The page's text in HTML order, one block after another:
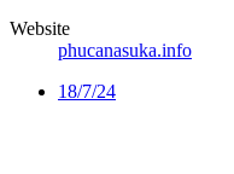
Website
phucanasuka.info
18/7/24